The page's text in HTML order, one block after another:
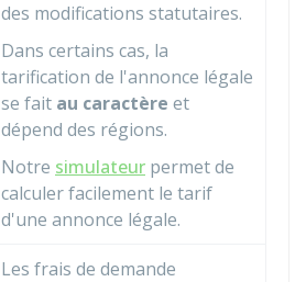
des modifications statutaires.
Dans certains cas, la
tarification de l'annonce légale
se fait au caractère et
dépend des régions.
Notre simulateur permet de
calculer facilement le tarif
d'une annonce légale.
Les frais de demande